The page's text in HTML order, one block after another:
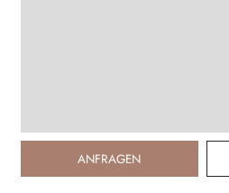
ANFRAGEN